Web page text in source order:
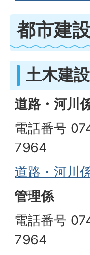
都市建
土木建
道路・河川
電話番号
7964
道路・河川
管理係
電話番号
7964